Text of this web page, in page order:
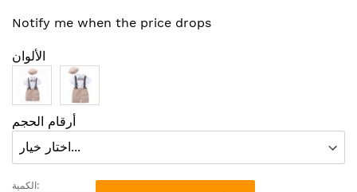
Notify me when the price drops
الألوان
أرقام الحجم
الكمية: